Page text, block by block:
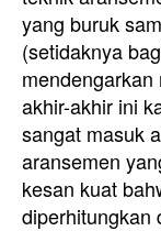
yang buruk
(setidaknya
akhir-akhir ini
sangat masuk
aransemen
kesan kuat
diperhitungkan